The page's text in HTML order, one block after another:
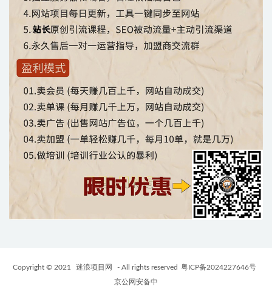
Copyright © 2021 迷浪项目网 - All rights reserved 粤ICP备2024227646号
京公网安备中